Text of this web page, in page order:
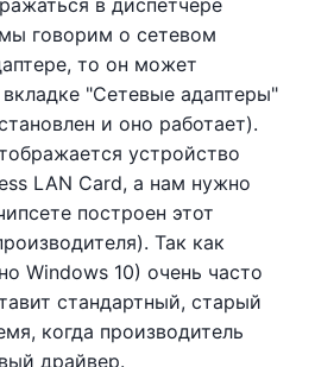
говорим о сетевом
то он может
"Сетевые адаптеры"
и оно работает).
устройство
LAN Card, а нам нужно
построен этот
Так как
Windows 10) очень часто
стандартный, старый
когда производитель
драйвер.